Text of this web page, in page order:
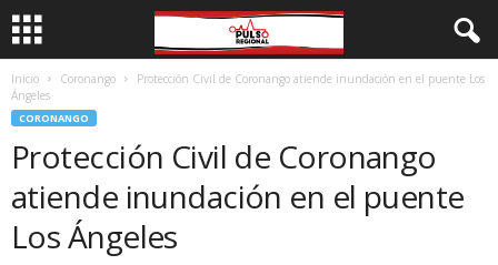
Inicio Coronango
Protección Civil de Coronango atiende inundación en el puente Los
Ángeles
CORONANGO
Protección Civil de Coronango
atiende inundación en el puente
Los Ángeles